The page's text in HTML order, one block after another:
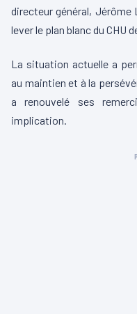
directeur général, Jérôme
lever le plan blanc du CHU
La situation actuelle a
au maintien et à la
a renouvelé ses
implication.